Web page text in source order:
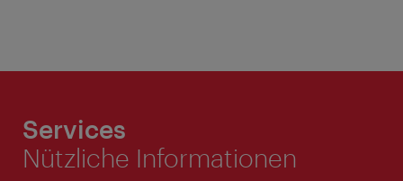
Services
Nützliche Informationen